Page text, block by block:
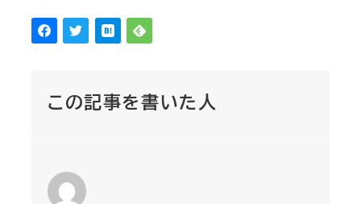
この記事を書いた人